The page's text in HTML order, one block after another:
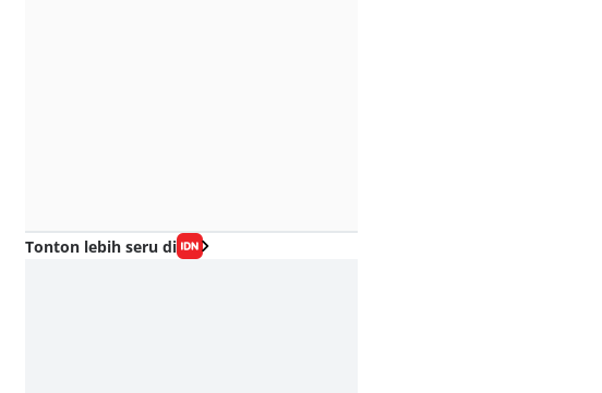
Tonton lebih seru di